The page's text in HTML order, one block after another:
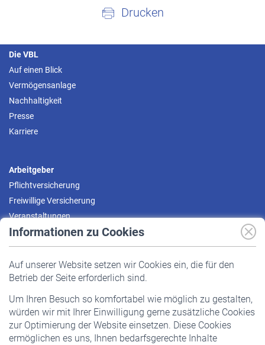
Informationen zu Cookies
Auf unserer Website setzen wir Cookies ein, die für den
Betrieb der Seite erforderlich sind.
Um Ihren Besuch so komfortabel wie möglich zu gestalten,
würden wir mit Ihrer Einwilligung gerne zusätzliche Cookies
zur Optimierung der Website einsetzen. Diese Cookies
ermöglichen es uns, Ihnen bedarfsgerechte Inhalte
Drucken
Die VBL
Auf einen Blick
Vermögensanlage
Nachhaltigkeit
Presse
Karriere
Arbeitgeber
Pflichtversicherung
Freiwillige Versicherung
Veranstaltungen
Pflichtversicherung
Staatliche Förderung
Veranstaltungen